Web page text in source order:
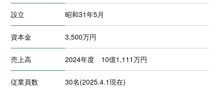
設立 昭和31年5月
資本金 3,500万円
売上高 2024年度 10億1,111万円
従業員数 30名(2025.4.1現在)